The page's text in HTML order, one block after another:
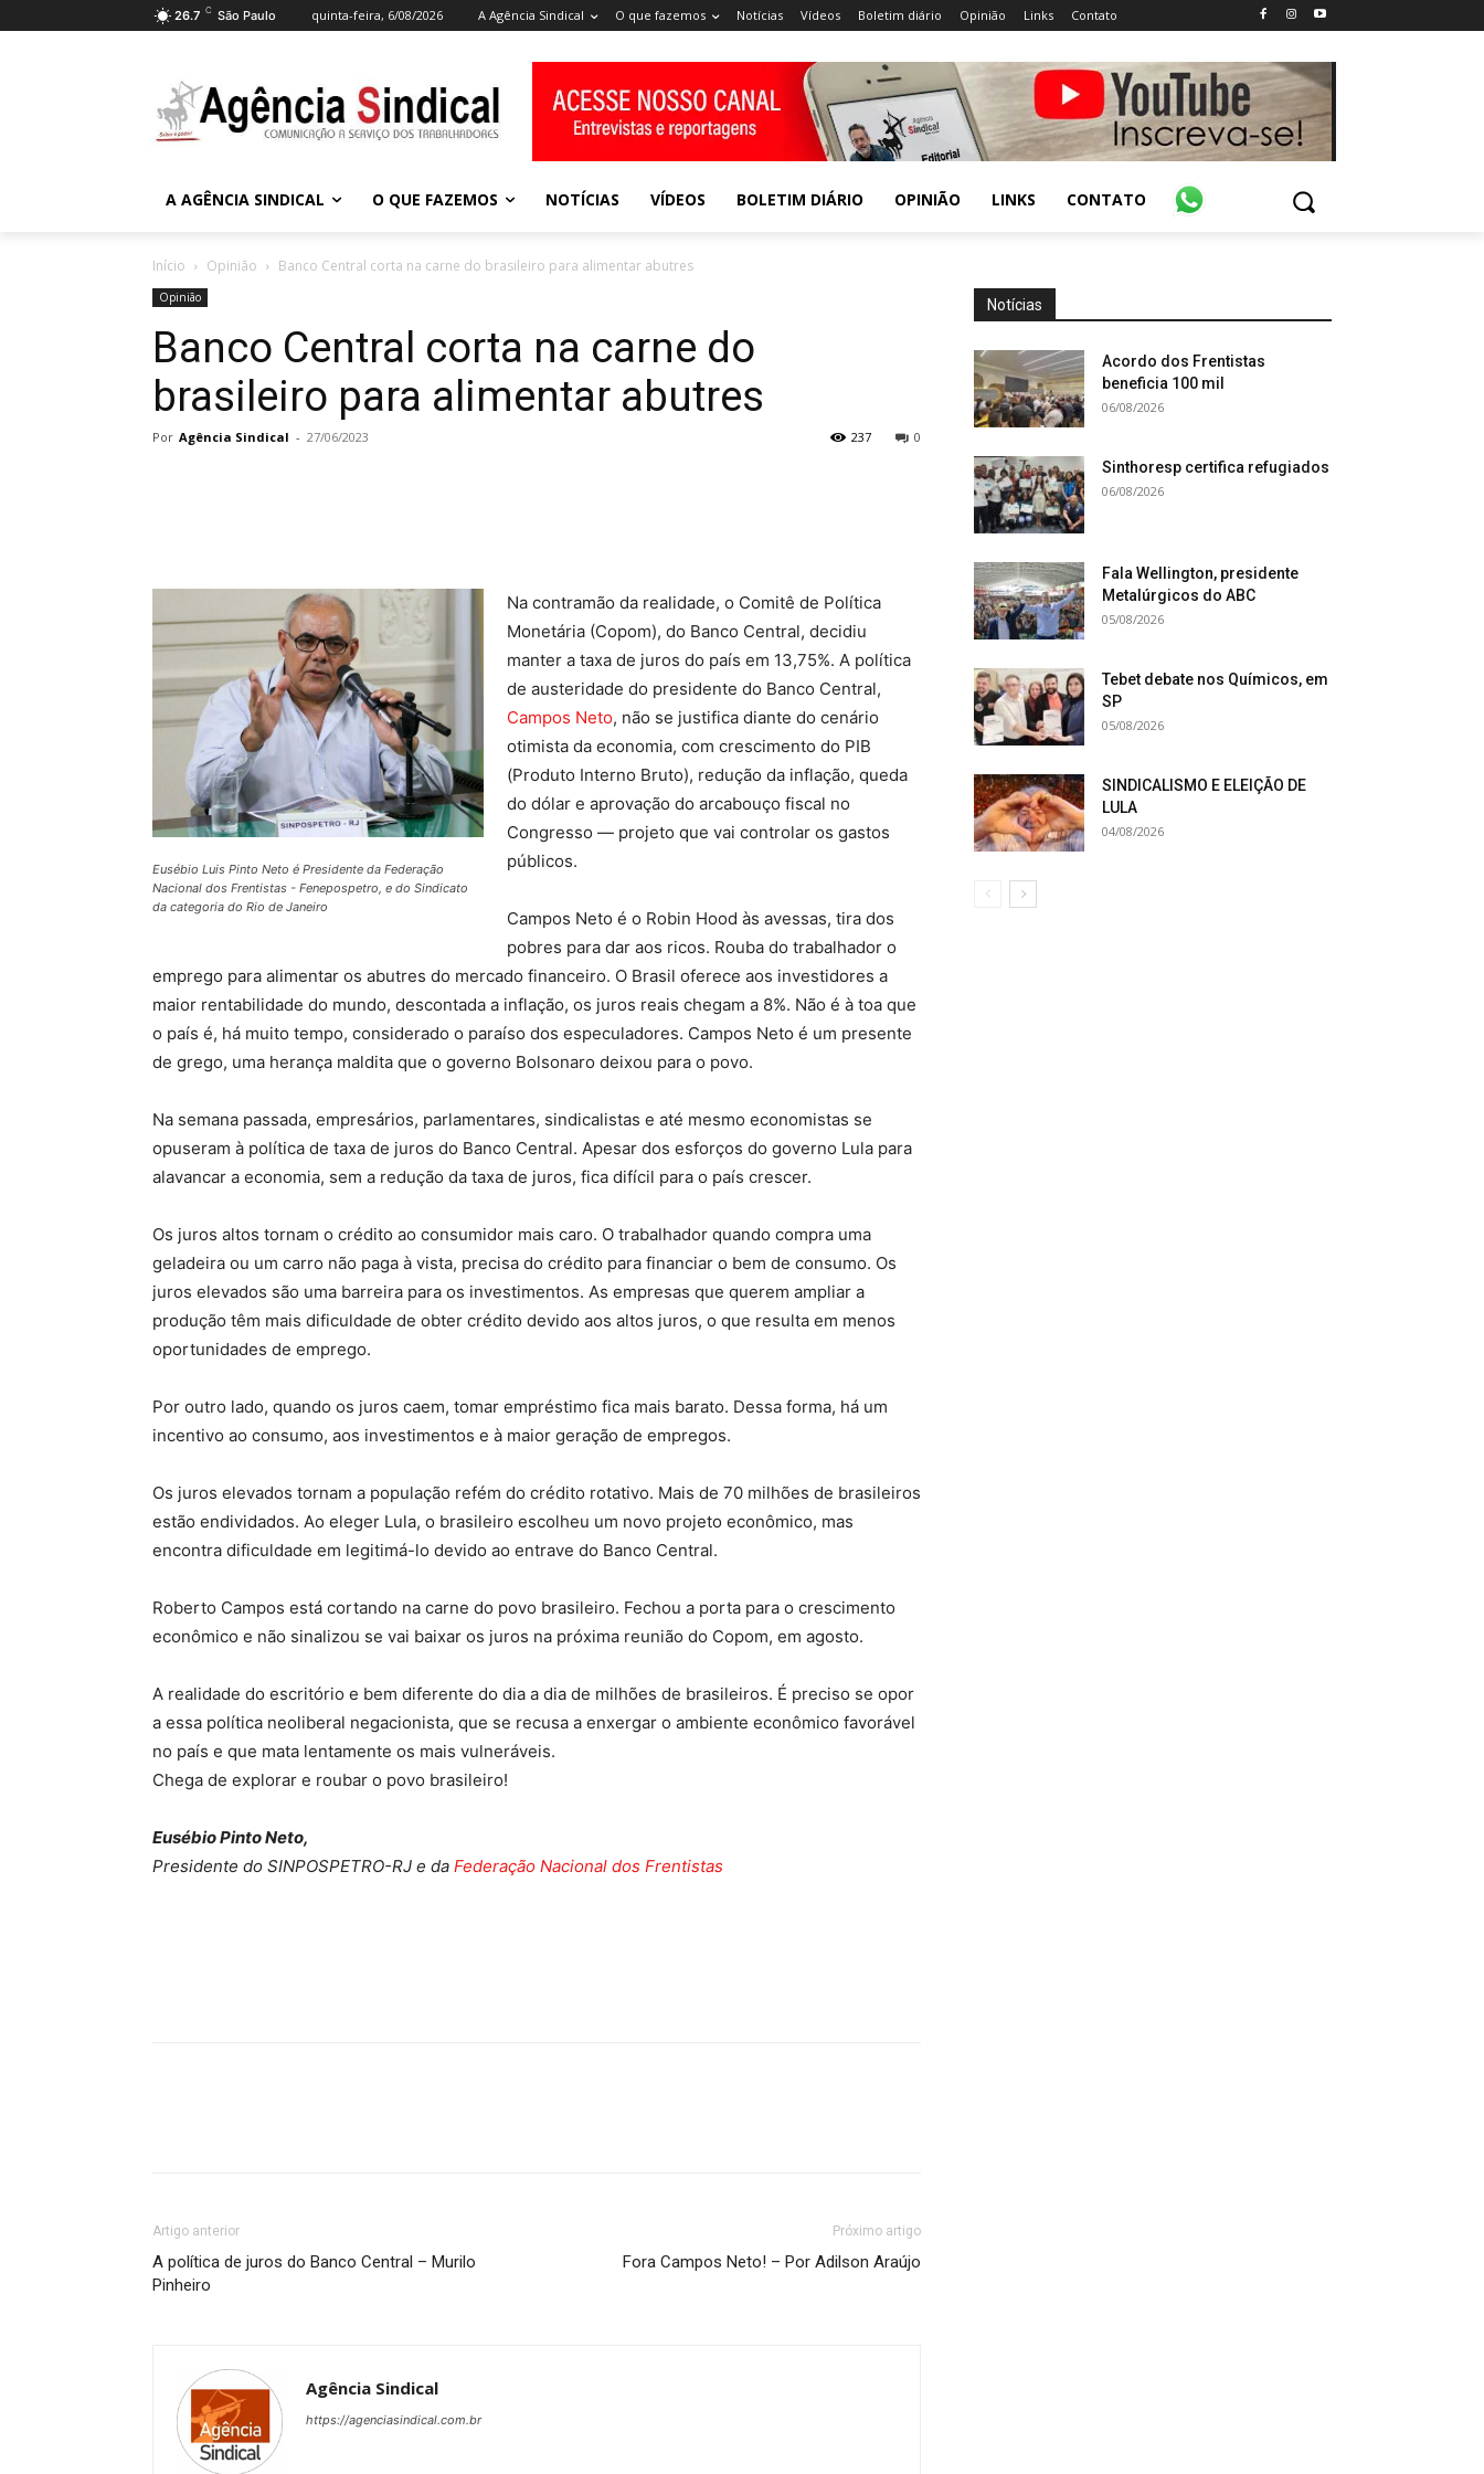
26.7 C São Paulo quinta-feira, 6/08/2026 A Agência Sindical O que fazemos Notícias Vídeos Boletim diário Opinião Links Contato
A AGÊNCIA SINDICAL O QUE FAZEMOS NOTÍCIAS VÍDEOS BOLETIM DIÁRIO OPINIÃO LINKS CONTATO
Início Opinião Banco Central corta na carne do brasileiro para alimentar abutres
Opinião
Banco Central corta na carne do
brasileiro para alimentar abutres
Por Agência Sindical - 27/06/2023 0
237
Eusébio Luis Pinto Neto é Presidente da Federação
Nacional dos Frentistas - Fenepospetro, e do Sindicato
da categoria do Rio de Janeiro
Na contramão da realidade, o Comitê de Política
Monetária (Copom), do Banco Central, decidiu
manter a taxa de juros do país em 13,75%. A política
de austeridade do presidente do Banco Central,
Campos Neto, não se justifica diante do cenário
otimista da economia, com crescimento do PIB
(Produto Interno Bruto), redução da inflação, queda
do dólar e aprovação do arcabouço fiscal no
Congresso — projeto que vai controlar os gastos
públicos.
Campos Neto é o Robin Hood às avessas, tira dos
pobres para dar aos ricos. Rouba do trabalhador o
emprego para alimentar os abutres do mercado financeiro. O Brasil oferece aos investidores a
maior rentabilidade do mundo, descontada a inflação, os juros reais chegam a 8%. Não é à toa que
o país é, há muito tempo, considerado o paraíso dos especuladores. Campos Neto é um presente
de grego, uma herança maldita que o governo Bolsonaro deixou para o povo.
Na semana passada, empresários, parlamentares, sindicalistas e até mesmo economistas se
opuseram à política de taxa de juros do Banco Central. Apesar dos esforços do governo Lula para
alavancar a economia, sem a redução da taxa de juros, fica difícil para o país crescer.
Os juros altos tornam o crédito ao consumidor mais caro. O trabalhador quando compra uma
geladeira ou um carro não paga à vista, precisa do crédito para financiar o bem de consumo. Os
juros elevados são uma barreira para os investimentos. As empresas que querem ampliar a
produção têm mais dificuldade de obter crédito devido aos altos juros, o que resulta em menos
oportunidades de emprego.
Por outro lado, quando os juros caem, tomar empréstimo fica mais barato. Dessa forma, há um
incentivo ao consumo, aos investimentos e à maior geração de empregos.
Os juros elevados tornam a população refém do crédito rotativo. Mais de 70 milhões de brasileiros
estão endividados. Ao eleger Lula, o brasileiro escolheu um novo projeto econômico, mas
encontra dificuldade em legitimá-lo devido ao entrave do Banco Central.
Roberto Campos está cortando na carne do povo brasileiro. Fechou a porta para o crescimento
econômico e não sinalizou se vai baixar os juros na próxima reunião do Copom, em agosto.
A realidade do escritório e bem diferente do dia a dia de milhões de brasileiros. É preciso se opor
a essa política neoliberal negacionista, que se recusa a enxergar o ambiente econômico favorável
no país e que mata lentamente os mais vulneráveis.
Chega de explorar e roubar o povo brasileiro!
Eusébio Pinto Neto,
Presidente do SINPOSPETRO-RJ e da Federação Nacional dos Frentistas
Artigo anterior
A política de juros do Banco Central – Murilo
Pinheiro
Próximo artigo
Fora Campos Neto! – Por Adilson Araújo
Agência Sindical
https://agenciasindical.com.br
Notícias
Acordo dos Frentistas
beneficia 100 mil
06/08/2026
Sinthoresp certifica refugiados
06/08/2026
Fala Wellington, presidente
Metalúrgicos do ABC
05/08/2026
Tebet debate nos Químicos, em
SP
05/08/2026
SINDICALISMO E ELEIÇÃO DE
LULA
04/08/2026